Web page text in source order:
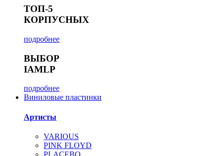
ТОП-5
КОРПУСНЫХ
подробнее
ВЫБОР
IAMLP
подробнее
Виниловые пластинки
Артисты
VARIOUS
PINK FLOYD
PLACEBO